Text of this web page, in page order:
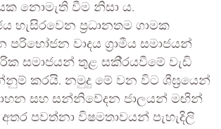
නොමැති වීම නිසා ය.
හැසිරවෙන ප‍්‍රධානතම ගාමක
වාදය ග‍්‍රාමීය සමාජයන්
සමාජයන් තුළ සකි‍්‍රයවීමේ වැඩි
කරයි. නමුදු මේ වන විට ශීඝ‍්‍රයෙන්
සහ සන්නිවේදන ජාලයන් මඟින්
පවත්නා විෂමතාවයන් පැහැදිලි